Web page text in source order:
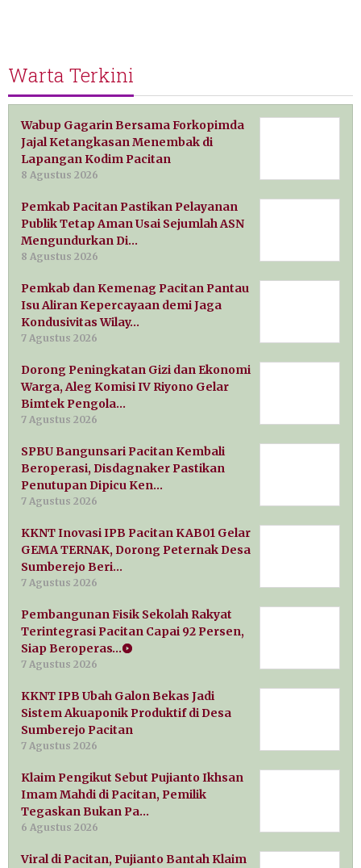
Warta Terkini
Wabup Gagarin Bersama Forkopimda
Jajal Ketangkasan Menembak di
Lapangan Kodim Pacitan
8 Agustus 2026
Pemkab Pacitan Pastikan Pelayanan
Publik Tetap Aman Usai Sejumlah ASN
Mengundurkan Di…
8 Agustus 2026
Pemkab dan Kemenag Pacitan Pantau
Isu Aliran Kepercayaan demi Jaga
Kondusivitas Wilay…
7 Agustus 2026
Dorong Peningkatan Gizi dan Ekonomi
Warga, Aleg Komisi IV Riyono Gelar
Bimtek Pengola…
7 Agustus 2026
SPBU Bangunsari Pacitan Kembali
Beroperasi, Disdagnaker Pastikan
Penutupan Dipicu Ken…
7 Agustus 2026
KKNT Inovasi IPB Pacitan KAB01 Gelar
GEMA TERNAK, Dorong Peternak Desa
Sumberejo Beri…
7 Agustus 2026
Pembangunan Fisik Sekolah Rakyat
Terintegrasi Pacitan Capai 92 Persen,
Siap Beroperas…
7 Agustus 2026
KKNT IPB Ubah Galon Bekas Jadi
Sistem Akuaponik Produktif di Desa
Sumberejo Pacitan
7 Agustus 2026
Klaim Pengikut Sebut Pujianto Ikhsan
Imam Mahdi di Pacitan, Pemilik
Tegaskan Bukan Pa…
6 Agustus 2026
Viral di Pacitan, Pujianto Bantah Klaim